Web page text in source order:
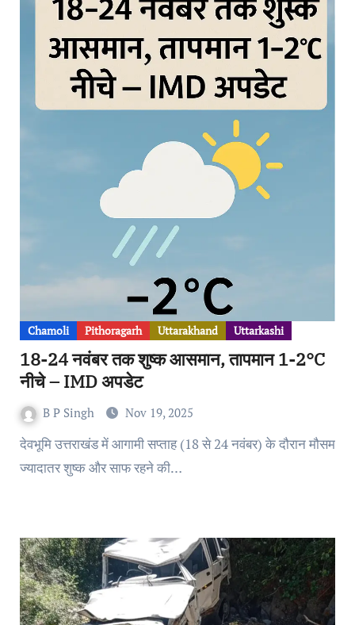
Chamoli Pithoragarh Uttarakhand Uttarkashi
18-24 नवंबर तक शुष्क आसमान, तापमान 1-2°C
नीचे – IMD अपडेट
B P Singh Nov 19, 2025
देवभूमि उत्तराखंड में आगामी सप्ताह (18 से 24 नवंबर) के दौरान मौसम
ज्यादातर शुष्क और साफ रहने की…